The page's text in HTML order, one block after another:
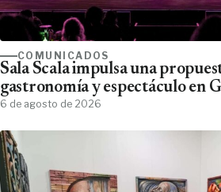
COMUNICADOS
Sala Scala impulsa una
gastronomía y espectáculo en
6 de agosto de 2026